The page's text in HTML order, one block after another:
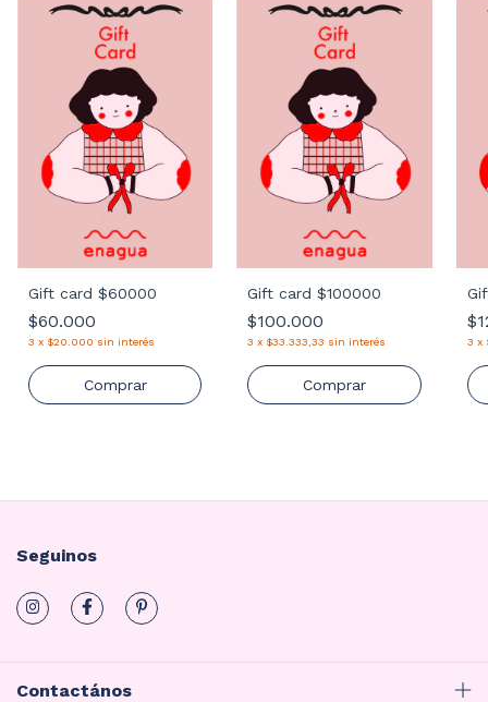
Gift card $60000
$60.000
3 x $20.000 sin interés
Comprar
Gift card $100000
$100.000
3 x $33.333,33 sin interés
Comprar
3 x
Seguinos
Contactános